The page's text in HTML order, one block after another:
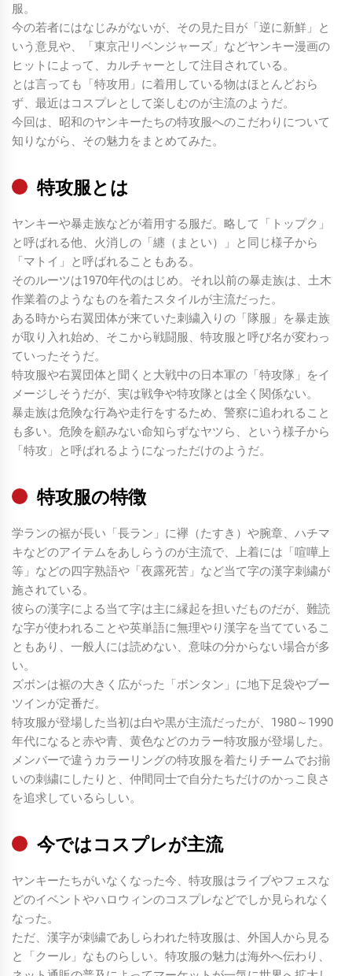
服。
今の若者にはなじみがないが、その見た目が「逆に新鮮」と
いう意見や、「東京卍リベンジャーズ」などヤンキー漫画の
ヒットによって、カルチャーとして注目されている。
とは言っても「特攻用」に着用している物はほとんどおら
ず、最近はコスプレとして楽しむのが主流のようだ。
今回は、昭和のヤンキーたちの特攻服へのこだわりについて
知りながら、その魅力をまとめてみた。
特攻服とは
ヤンキーや暴走族などが着用する服だ。略して「トップク」
と呼ばれる他、火消しの「纏（まとい）」と同じ様子から
「マトイ」と呼ばれることもある。
そのルーツは1970年代のはじめ。それ以前の暴走族は、土木
作業着のようなものを着たスタイルが主流だった。
ある時から右翼団体が来ていた刺繍入りの「隊服」を暴走族
が取り入れ始め、そこから戦闘服、特攻服と呼び名が変わっ
ていったそうだ。
特攻服や右翼団体と聞くと大戦中の日本軍の「特攻隊」をイ
メージしそうだが、実は戦争や特攻隊とは全く関係ない。
暴走族は危険な行為や走行をするため、警察に追われること
も多い。危険を顧みない命知らずなヤツら、という様子から
「特攻」と呼ばれるようになっただけのようだ。
特攻服の特徴
学ランの裾が長い「長ラン」に襷（たすき）や腕章、ハチマ
キなどのアイテムをあしらうのが主流で、上着には「喧嘩上
等」などの四字熟語や「夜露死苦」など当て字の漢字刺繍が
施されている。
彼らの漢字による当て字は主に縁起を担いだものだが、難読
な字が使われることや英単語に無理やり漢字を当てているこ
ともあり、一般人には読めない、意味の分からない場合が多
い。
ズボンは裾の大きく広がった「ボンタン」に地下足袋やブー
ツインが定番だ。
特攻服が登場した当初は白や黒が主流だったが、1980～1990
年代になると赤や青、黄色などのカラー特攻服が登場した。
メンバーで違うカラーリングの特攻服を着たりチームでお揃
いの刺繍にしたりと、仲間同士で自分たちだけのかっこ良さ
を追求しているらしい。
今ではコスプレが主流
ヤンキーたちがいなくなった今、特攻服はライブやフェスな
どのイベントやハロウィンのコスプレなどでしか見られなく
なった。
ただ、漢字が刺繍であしらわれた特攻服は、外国人から見る
と「クール」なものらしい。特攻服の魅力は海外へ伝わり、